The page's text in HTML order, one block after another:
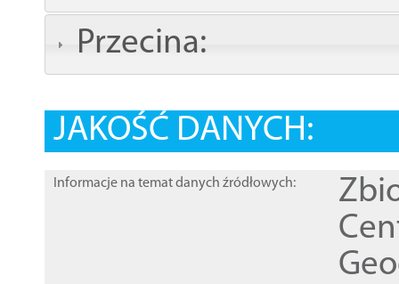
Przecina:
JAKOŚĆ DANYCH:
Informacje na temat danych źródłowych: